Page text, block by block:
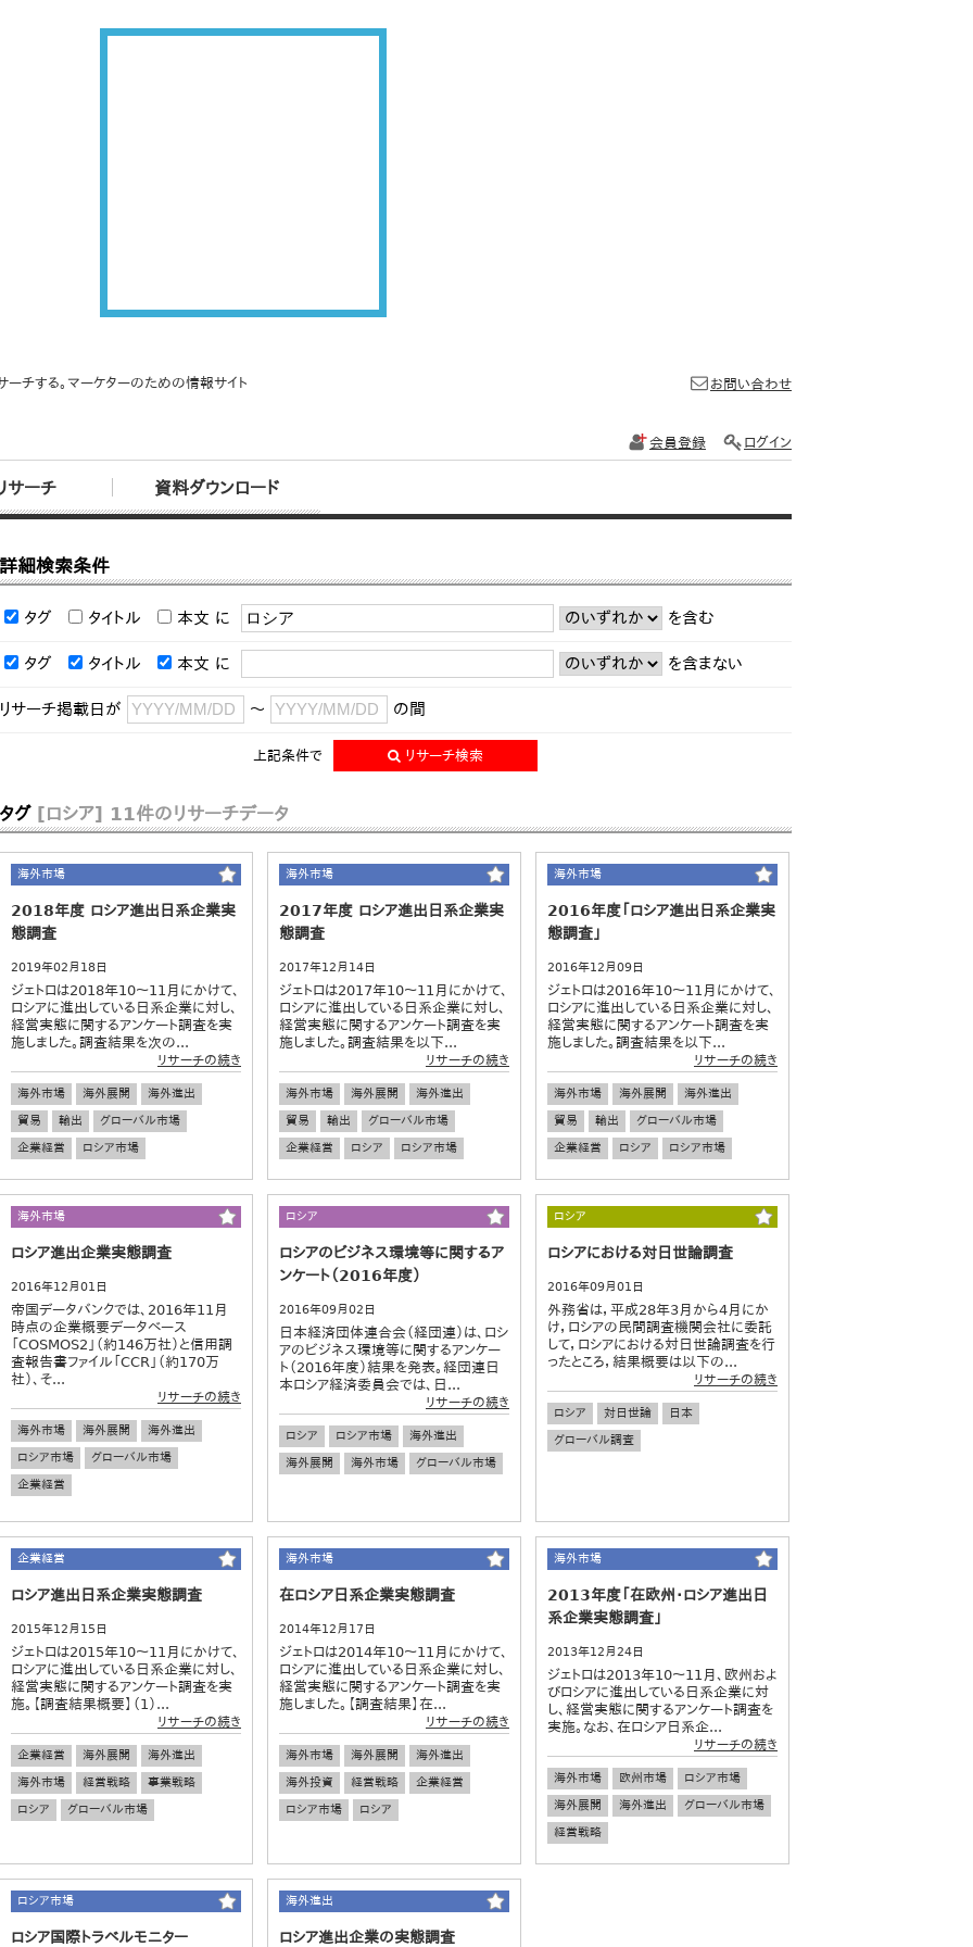
ーチする。マーケターのための情報サイト
サーチ 資料ダウンロード
お問い合わせ
会員登録 ログイン
詳細検索条件
タグ タイトル 本文 に を含む
タグ タイトル 本文 に を含まない
リサーチ掲載日が ～ の間
上記条件で リサーチ検索
タグ [ロシア] 11件のリサーチデータ
海外市場
2018年度 ロシア進出日系企業実
態調査
2019年02月18日
ジェトロは2018年10～11月にかけて、
ロシアに進出している日系企業に対し、
経営実態に関するアンケート調査を実
施しました。調査結果を次の...
リサーチの続き
海外市場 海外展開
海外進出
貿易
輸出
グローバル市場
企業経営
ロシア市場
海外市場
2017年度 ロシア進出日系企業実
態調査
2017年12月14日
ジェトロは2017年10～11月にかけて、
ロシアに進出している日系企業に対し、
経営実態に関するアンケート調査を実
施しました。調査結果を以下...
リサーチの続き
海外市場 海外展開
海外進出
貿易
輸出
グローバル市場
企業経営
ロシア ロシア市場
海外市場
2016年度「ロシア進出日系企業実
態調査」
2016年12月09日
ジェトロは2016年10～11月にかけて、
ロシアに進出している日系企業に対し、
経営実態に関するアンケート調査を実
施しました。調査結果を以下...
リサーチの続き
海外市場 海外展開
海外進出
貿易
輸出
グローバル市場
企業経営
ロシア ロシア市場
海外市場
ロシア進出企業実態調査
2016年12月01日
帝国データバンクでは、2016年11月
時点の企業概要データベース
「COSMOS2」（約146万社）と信用調
査報告書ファイル「CCR」（約170万
社）、そ...
リサーチの続き
海外市場 海外展開
海外進出
ロシア市場
グローバル市場
企業経営
ロシア
ロシアのビジネス環境等に関するア
ンケート（2016年度）
2016年09月02日
日本経済団体連合会（経団連）は、ロシ
アのビジネス環境等に関するアンケー
ト（2016年度）結果を発表。経団連日
本ロシア経済委員会では、日...
リサーチの続き
ロシア ロシア市場
海外進出
海外展開
海外市場 グローバル市場
ロシア
ロシアにおける対日世論調査
2016年09月01日
外務省は，平成28年3月から4月にか
け，ロシアの民間調査機関会社に委託
して，ロシアにおける対日世論調査を行
ったところ，結果概要は以下の...
リサーチの続き
ロシア 対日世論
日本
グローバル調査
企業経営
ロシア進出日系企業実態調査
2015年12月15日
ジェトロは2015年10～11月にかけて、
ロシアに進出している日系企業に対し、
経営実態に関するアンケート調査を実
施。【調査結果概要】（1）...
リサーチの続き
企業経営 海外展開
海外進出
海外市場
経営戦略
事業戦略
ロシア
グローバル市場
海外市場
在ロシア日系企業実態調査
2014年12月17日
ジェトロは2014年10～11月にかけて、
ロシアに進出している日系企業に対し、
経営実態に関するアンケート調査を実
施しました。【調査結果】在...
リサーチの続き
海外市場 海外展開
海外進出
海外投資
経営戦略
企業経営
ロシア市場
ロシア
海外市場
2013年度「在欧州・ロシア進出日
系企業実態調査」
2013年12月24日
ジェトロは2013年10～11月、欧州およ
びロシアに進出している日系企業に対
し、経営実態に関するアンケート調査を
実施。なお、在ロシア日系企...
リサーチの続き
海外市場 欧州市場
ロシア市場
海外展開
海外進出
グローバル市場
経営戦略
ロシア市場
ロシア国際トラベルモニター
海外進出
ロシア進出企業の実態調査